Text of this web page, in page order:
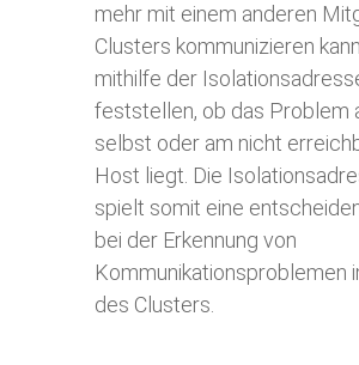
mehr mit einem anderen
Clusters kommunizieren
mithilfe der
feststellen, ob das Problem
selbst oder am nicht
Host liegt. Die
spielt somit eine
bei der Erkennung von
Kommunikationsproblemen
des Clusters.